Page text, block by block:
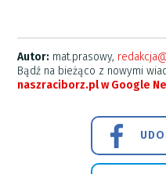
Autor: mat.prasowy,
Bądź na bieżąco z nowymi
naszraciborz.pl w Google